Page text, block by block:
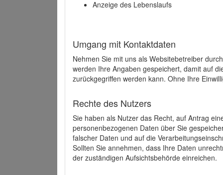
Anzeige des Lebenslaufs
Umgang mit Kontaktdaten
Nehmen Sie mit uns als Websitebetreiber
werden Ihre Angaben gespeichert, damit auf
zurückgegriffen werden kann. Ohne Ihre
Rechte des Nutzers
Sie haben als Nutzer das Recht, auf Antrag
personenbezogenen Daten über Sie
falscher Daten und auf die
Sollten Sie annehmen, dass Ihre Daten
der zuständigen Aufsichtsbehörde einreichen.